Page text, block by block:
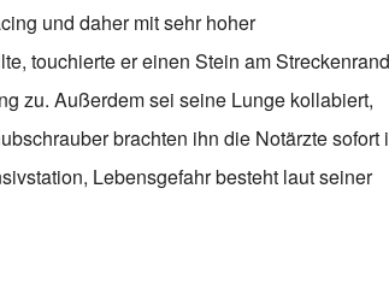
und daher mit sehr hoher
touchierte er einen Stein am Streckenrand
zu. Außerdem sei seine Lunge kollabiert,
brachten ihn die Notärzte sofort
Lebensgefahr besteht laut seiner